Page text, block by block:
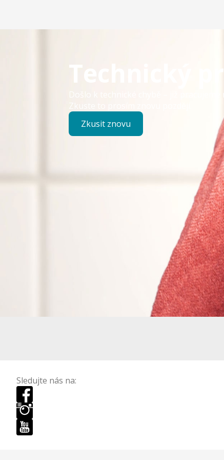
Technický
Došlo k technické chybě – již pracujeme
Zkuste to prosím znovu později.
Zkusit znovu
Sledujte nás na: